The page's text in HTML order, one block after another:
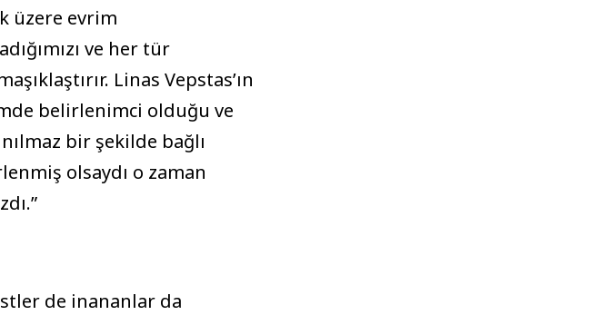
üzere evrim
ve her tür
Linas Vepstas’ın
belirlenimci olduğu ve
bir şekilde bağlı
olsaydı o zaman
de inananlar da